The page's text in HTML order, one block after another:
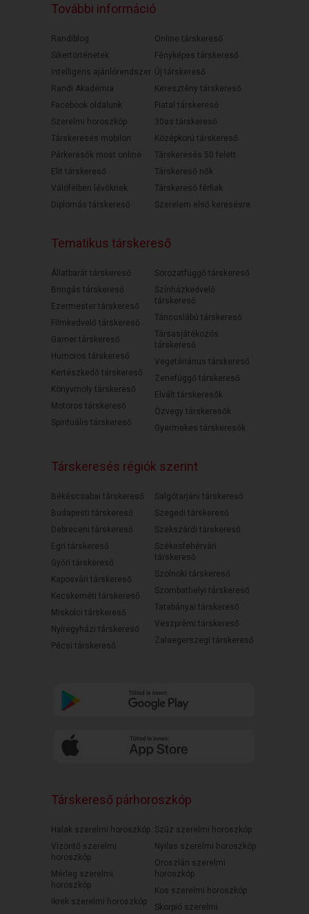
További információ
Randiblog
Sikertörténetek
Intelligens ajánlórendszer
Randi Akadémia
Facebook oldalunk
Szerelmi horoszkóp
Társkeresés mobilon
Párkeresők most online
Elit társkereső
Válófélben lévőknek
Diplomás társkereső
Online társkereső
Fényképes társkereső
Új társkereső
Keresztény társkereső
Fiatal társkereső
30as társkereső
Középkorú társkereső
Társkeresés 50 felett
Társkereső nők
Társkereső férfiak
Szerelem első keresésre
Tematikus társkereső
Állatbarát társkereső
Bringás társkereső
Ezermester társkereső
Filmkedvelő társkereső
Gamer társkereső
Humoros társkereső
Kertészkedő társkereső
Könyvmoly társkereső
Motoros társkereső
Spirituális társkereső
Sorozatfüggő társkereső
Színházkedvelő
társkereső
Táncoslábú társkereső
Társasjátékozós
társkereső
Vegetáriánus társkereső
Zenefüggő társkereső
Elvált társkeresők
Özvegy társkeresők
Gyermekes társkeresők
Társkeresés régiók szerint
Békéscsabai társkereső
Budapesti társkereső
Debreceni társkereső
Egri társkereső
Győri társkereső
Kaposvári társkereső
Kecskeméti társkereső
Miskolci társkereső
Nyíregyházi társkereső
Pécsi társkereső
Salgótarjáni társkereső
Szegedi társkereső
Szekszárdi társkereső
Székesfehérvári
társkereső
Szolnoki társkereső
Szombathelyi társkereső
Tatabányai társkereső
Veszprémi társkereső
Zalaegerszegi társkereső
Társkereső párhoroszkóp
Halak szerelmi horoszkóp
Vízöntő szerelmi
horoszkóp
Mérleg szerelmi
horoszkóp
Ikrek szerelmi horoszkóp
Szűz szerelmi horoszkóp
Nyilas szerelmi horoszkóp
Oroszlán szerelmi
horoszkóp
Kos szerelmi horoszkóp
Skorpió szerelmi